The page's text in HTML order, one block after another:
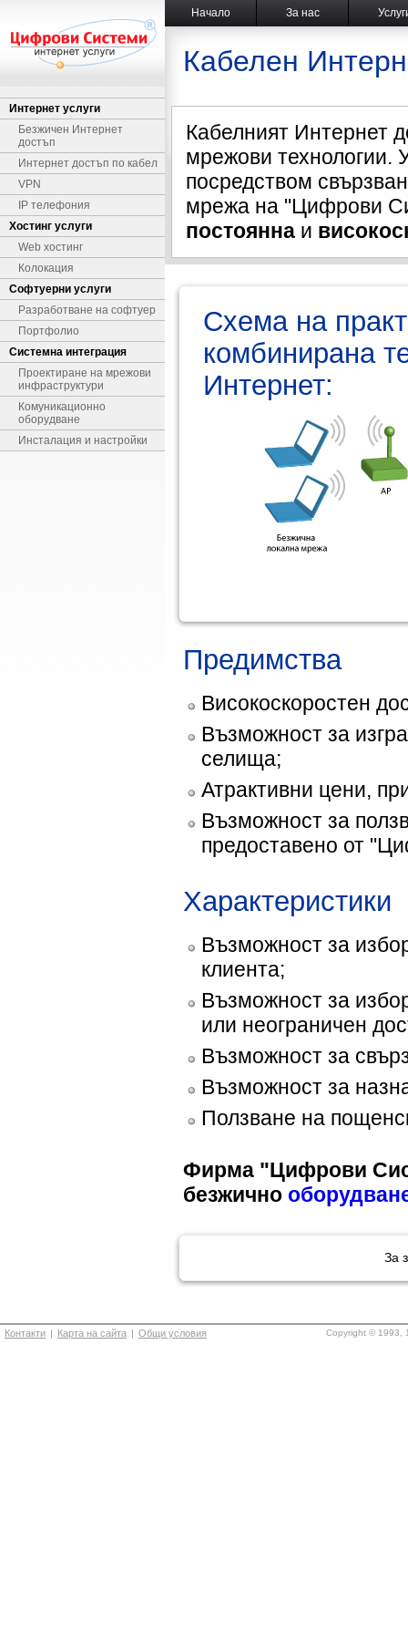
Начало За нас
Интернет услуги
Безжичен Интернет
достъп
Интернет достъп по кабел
VPN
IP телефония
Хостинг услуги
Web хостинг
Колокация
Софтуерни услуги
Разработване на софтуер
Портфолио
Системна интеграция
Проектиране на мрежови
инфраструктури
Комуникационно
оборудване
Инсталация и настройки
Кабелен
Кабелният Интернет
мрежови технологии.
посредством
мрежа на "Цифрови
постоянна и
Схема на
комбинирана
Интернет:
Предимства
Високоскоростен
Възможност за
селища;
Атрактивни цени,
Възможност за
предоставено от
Характеристики
Възможност за
клиента;
Възможност за
или неограничен
Възможност за
Възможност за
Ползване на
Фирма "Цифрови
безжично
За
Контакти | Карта на сайта | Общи условия Copyright © 1993,